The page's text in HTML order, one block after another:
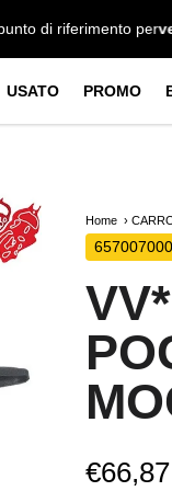
Il tuo punto di
USATO PROMO
Home
€66,87